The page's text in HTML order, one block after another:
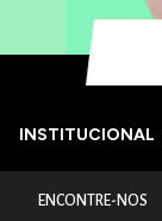
INSTITUCIONAL
ENCONTRE-NOS